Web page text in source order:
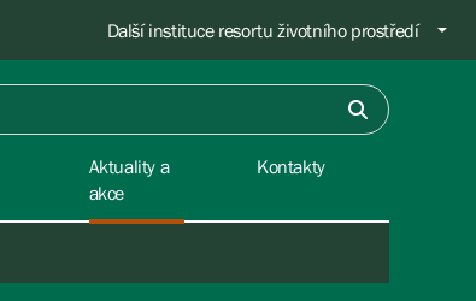
Další instituce resortu životního prostředí
Aktuality a
akce
Kontakty